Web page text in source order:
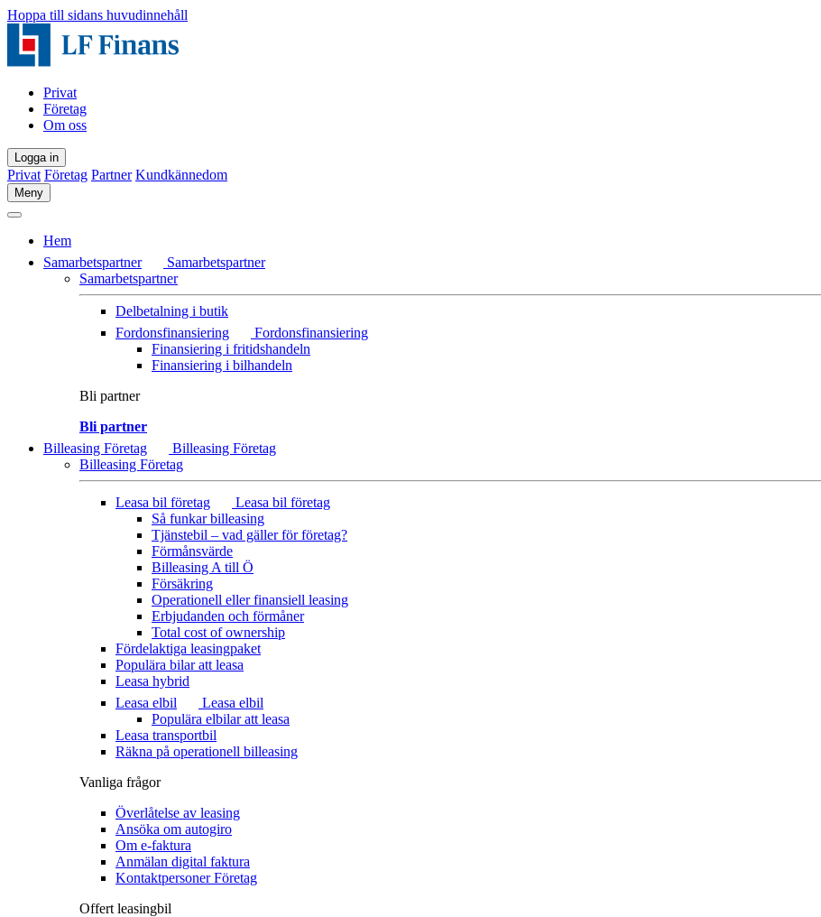
Hoppa till sidans huvudinnehåll
Privat
Företag
Om oss
Logga in
Privat Företag Partner Kundkännedom
Meny
Hem
Samarbetspartner
Samarbetspartner
Samarbetspartner
Delbetalning i butik
Fordonsfinansiering
Fordonsfinansiering
Finansiering i fritidshandeln
Finansiering i bilhandeln
Bli partner
Bli partner
Billeasing Företag
Billeasing Företag
Billeasing Företag
Leasa bil företag
Leasa bil företag
Så funkar billeasing
Tjänstebil – vad gäller för företag?
Förmånsvärde
Billeasing A till Ö
Försäkring
Operationell eller finansiell leasing
Erbjudanden och förmåner
Total cost of ownership
Fördelaktiga leasingpaket
Populära bilar att leasa
Leasa hybrid
Leasa elbil
Leasa elbil
Populära elbilar att leasa
Leasa transportbil
Räkna på operationell billeasing
Vanliga frågor
Överlåtelse av leasing
Ansöka om autogiro
Om e-faktura
Anmälan digital faktura
Kontaktpersoner Företag
Offert leasingbil